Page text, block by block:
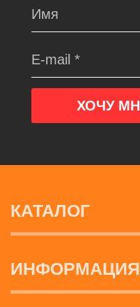
КАТАЛОГ
ИНФОРМАЦИЯ